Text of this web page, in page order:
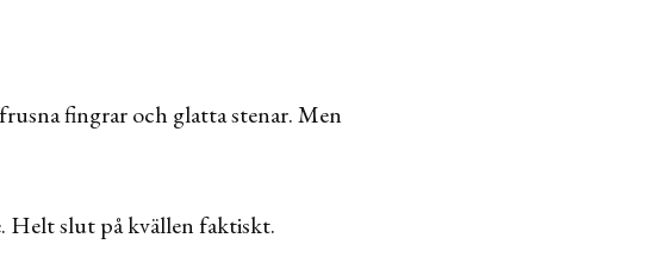
fingrar och glatta stenar. Men
Helt slut på kvällen faktiskt.